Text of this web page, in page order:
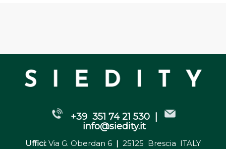
+39 351 74 21 530 |
info@siedity.it
Uffici: Via G. Oberdan 6 | 25125 Brescia ITALY